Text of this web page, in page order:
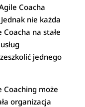
Coacha
nie każda
na stałe
jednego
może
organizacja